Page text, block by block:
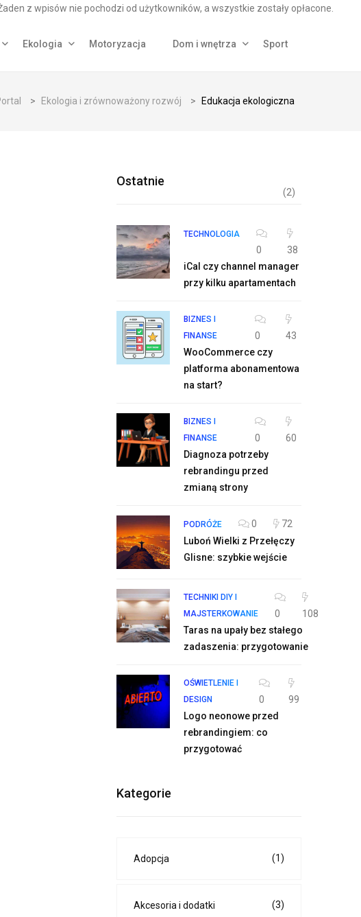
z wpisów nie pochodzi od użytkowników, a wszystkie zostały opłacone.
Ekologia Motoryzacja Dom i wnętrza Sport
> Ekologia i zrównoważony rozwój > Edukacja ekologiczna
Ostatnie
TECHNOLOGIA
0
38
iCal czy channel manager
przy kilku apartamentach
BIZNES I
FINANSE
0
43
WooCommerce czy
platforma abonamentowa
na start?
BIZNES I
FINANSE
0
60
Diagnoza potrzeby
rebrandingu przed
zmianą strony
PODRÓŻE 0
72
Luboń Wielki z Przełęczy
Glisne: szybkie wejście
TECHNIKI DIY I
MAJSTERKOWANIE
0
108
Taras na upały bez stałego
zadaszenia: przygotowanie
OŚWIETLENIE I
DESIGN
0
99
Logo neonowe przed
rebrandingiem: co
przygotować
Kategorie
Adopcja (1)
Akcesoria i dodatki (3)
(2)